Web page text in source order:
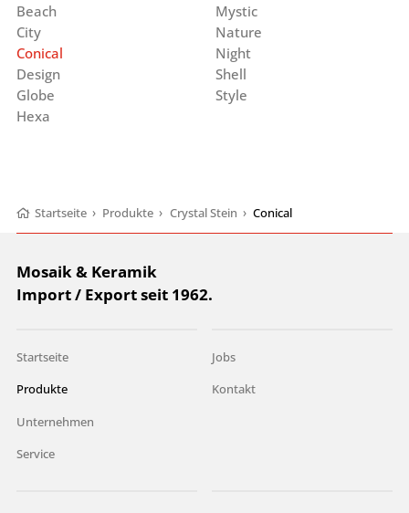
Beach
City
Conical
Design
Globe
Hexa
Mystic
Nature
Night
Shell
Style
Startseite › Produkte › Crystal Stein › Conical
Mosaik & Keramik
Import / Export seit 1962.
Startseite
Produkte
Unternehmen
Service
Jobs
Kontakt